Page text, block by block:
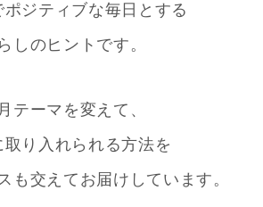
ポジティブな毎日とする
しのヒントです。
テーマを変えて、
取り入れられる方法を
も交えてお届けしています。